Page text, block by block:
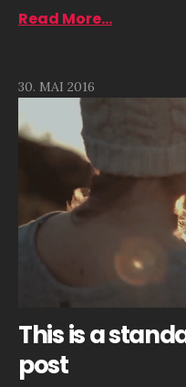
Read More...
This is a
post
30. MAI 2016